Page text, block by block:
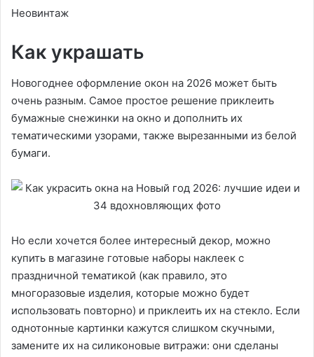
Неовинтаж
Как украшать
Новогоднее оформление окон на 2026 может быть
очень разным. Самое простое решение приклеить
бумажные снежинки на окно и дополнить их
тематическими узорами, также вырезанными из белой
бумаги.
Но если хочется более интересный декор, можно
купить в магазине готовые наборы наклеек с
праздничной тематикой (как правило, это
многоразовые изделия, которые можно будет
использовать повторно) и приклеить их на стекло. Если
однотонные картинки кажутся слишком скучными,
замените их на силиконовые витражи: они сделаны